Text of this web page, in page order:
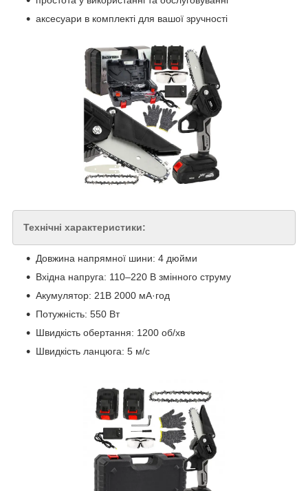
аксесуари в комплекті для вашої зручності
Технічні характеристики:
Довжина напрямної шини: 4 дюйми
Вхідна напруга: 110–220 В змінного струму
Акумулятор: 21В 2000 мА·год
Потужність: 550 Вт
Швидкість обертання: 1200 об/хв
Швидкість ланцюга: 5 м/с